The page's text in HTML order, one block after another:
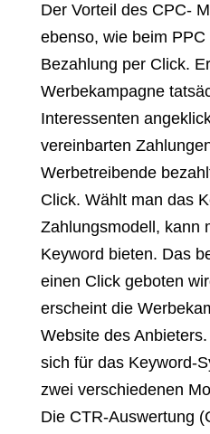
Der Vorteil des CPC-
ebenso, wie beim
Bezahlung per Click.
Werbekampagne
Interessenten
vereinbarten
Werbetreibende
Click. Wählt man das
Zahlungsmodell, kann
Keyword bieten. Das
einen Click geboten
erscheint die
Website des
sich für das Keyword-
zwei verschiedenen
Die CTR-Auswertung